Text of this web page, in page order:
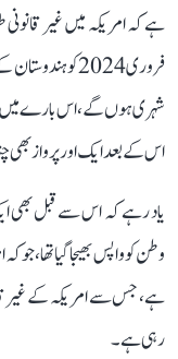
فروری 2024 کو
شہری ہوں گے، اس بارے میں
اس کے بعد ایک اور پرواز
وطن کو واپس بھیجا گیا تھا،
ہے، جس سے امریکہ کے غیر
رہی ہے۔